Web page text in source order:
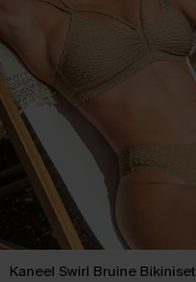
Kaneel Swirl Bruine Bikiniset